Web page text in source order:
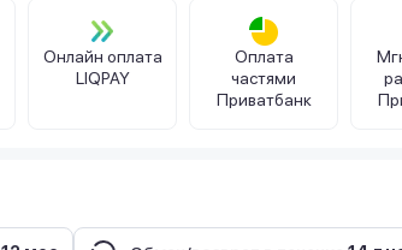
Онлайн оплата
LIQPAY
Оплата
частями
Приватбанк